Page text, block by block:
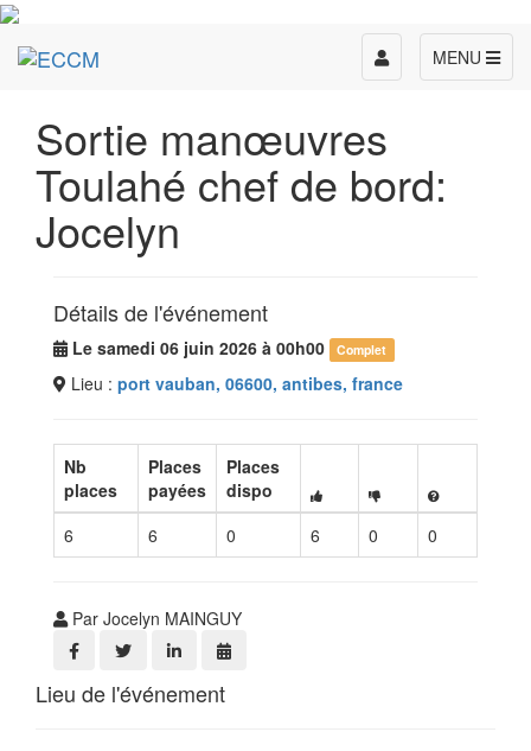
MENU
Toggle
navigation
Sortie manœuvres
Toulahé chef de bord:
Jocelyn
Détails de l'événement
Le samedi 06 juin 2026 à 00h00 Complet
Lieu : port vauban, 06600, antibes, france
Nb
places
Places
payées
Places
dispo
6
6 0 6 0 0
Par Jocelyn MAINGUY
Lieu de l'événement